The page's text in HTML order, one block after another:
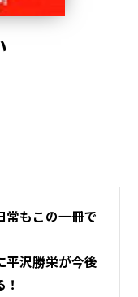
常もこの一冊で
平沢勝栄が今後